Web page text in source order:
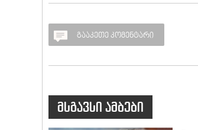
გააკეთე კომენტარი
მსგავსი ამბები